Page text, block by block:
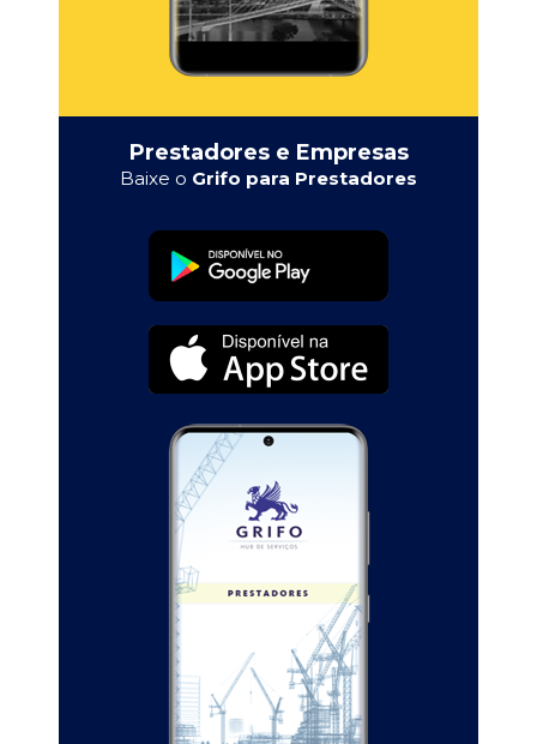
Prestadores e Empresas
Baixe o Grifo para Prestadores